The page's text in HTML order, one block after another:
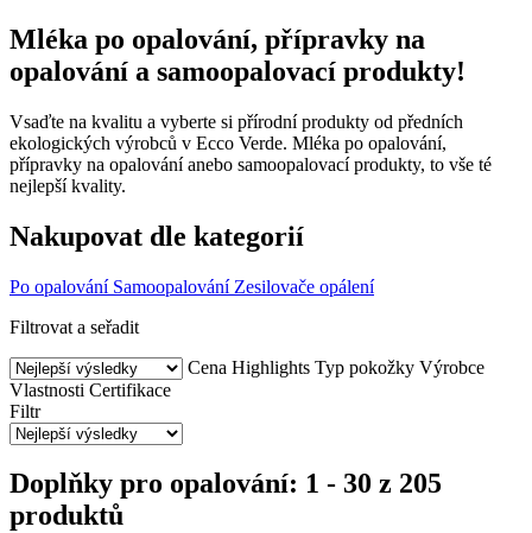
Mléka po opalování, přípravky na
opalování a samoopalovací produkty!
Vsaďte na kvalitu a vyberte si přírodní produkty od předních
ekologických výrobců v Ecco Verde. Mléka po opalování,
přípravky na opalování anebo samoopalovací produkty, to vše té
nejlepší kvality.
Nakupovat dle kategorií
Po opalování Samoopalování Zesilovače opálení
Filtrovat a seřadit
Cena Highlights Typ pokožky Výrobce
Vlastnosti Certifikace
Filtr
Doplňky pro opalování: 1 - 30 z 205
produktů